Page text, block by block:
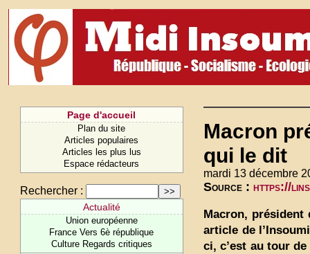
Page d'accueil
Plan du site
Articles populaires
Articles les plus lus
Espace rédacteurs
Rechercher :
Actualité
Union européenne
France Vers 6è république
Culture Regards critiques
Macron
qui le dit
mardi 13 décembre
Source : https://
Macron, président
article de
ci, c’est au tour